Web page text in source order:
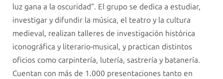
luz gana a la oscuridad”. El grupo se dedica a estudiar,
investigar y difundir la música, el teatro y la cultura
medieval, realizan talleres de investigación histórica
iconográfica y literario-musical, y practican distintos
oficios como carpintería, lutería, sastrería y batanería.
Cuentan con más de 1.000 presentaciones tanto en